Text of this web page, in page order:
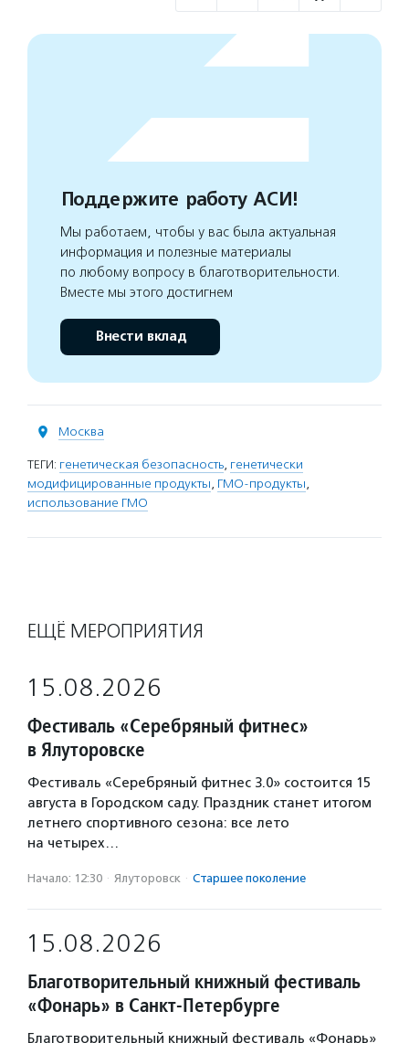
Поддержите работу АСИ!
Мы работаем, чтобы у вас была актуальная
информация и полезные материалы
по любому вопросу в благотворительности.
Вместе мы этого достигнем
Внести вклад
Москва
ТЕГИ: генетическая безопасность, генетически
модифицированные продукты, ГМО-продукты,
использование ГМО
ЕЩЁ МЕРОПРИЯТИЯ
15.08.2026
Фестиваль «Серебряный фитнес»
в Ялуторовске
Фестиваль «Серебряный фитнес 3.0» состоится 15
августа в Городском саду. Праздник станет итогом
летнего спортивного сезона: все лето
на четырех…
Начало: 12:30 · Ялуторовск · Старшее поколение
15.08.2026
Благотворительный книжный фестиваль
«Фонарь» в Санкт-Петербурге
Благотворительный книжный фестиваль «Фонарь»